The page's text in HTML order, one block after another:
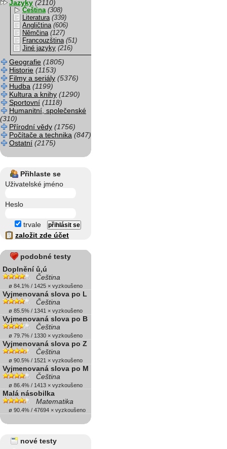
Jazyky (2110)
Čeština (308)
Literatura (339)
Angličtina (606)
Němčina (127)
Francouzština (51)
Jiné jazyky (216)
Geografie (1805)
Historie (1153)
Filmy a seriály (5376)
Hudba (1199)
Kultura a knihy (1290)
Sportovní (1118)
Humanitní, společenské
(310)
Přírodní vědy (1756)
Počítače a technika (847)
Ostatní (2175)
Přihlaste se
Uživatelské jméno
Heslo
trvale
založit zde účet
podobné testy
Doplnění ů,ú
Čeština
ø 84.1% / 1425 × vyzkoušeno
Vyjmenovaná slova po L
Čeština
ø 85.5% / 1341 × vyzkoušeno
Vyjmenovaná slova po B
Čeština
ø 79.7% / 1330 × vyzkoušeno
Vyjmenovaná slova po Z
Čeština
ø 90.5% / 1521 × vyzkoušeno
Vyjmenovaná slova po M
Čeština
ø 86.4% / 1413 × vyzkoušeno
Malá násobilka
Matematika
ø 90.4% / 47694 × vyzkoušeno
nové testy